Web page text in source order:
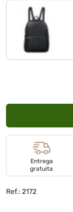
negro
Entrega
gratuita
Ref.: 2172